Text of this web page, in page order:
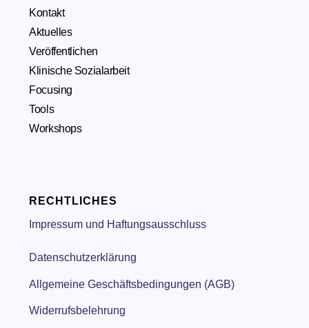
RECHTLICHES
Impressum und Haftungsausschluss
Datenschutzerklärung
Allgemeine Geschäftsbedingungen (AGB)
Widerrufsbelehrung
Kontakt
Aktuelles
Veröffentlichen
Klinische Sozialarbeit
Focusing
Tools
Workshops